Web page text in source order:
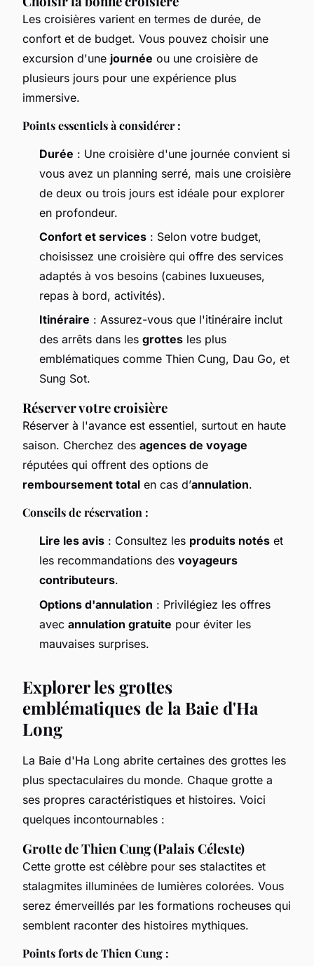
Les croisières varient en termes de durée, de
confort et de budget. Vous pouvez choisir une
excursion d'une journée ou une croisière de
plusieurs jours pour une expérience plus
immersive.
Points essentiels à considérer :
Durée : Une croisière d'une journée convient si
vous avez un planning serré, mais une croisière
de deux ou trois jours est idéale pour explorer
en profondeur.
Confort et services : Selon votre budget,
choisissez une croisière qui offre des services
adaptés à vos besoins (cabines luxueuses,
repas à bord, activités).
Itinéraire : Assurez-vous que l'itinéraire inclut
des arrêts dans les grottes les plus
emblématiques comme Thien Cung, Dau Go, et
Sung Sot.
Réserver votre croisière
Réserver à l'avance est essentiel, surtout en haute
saison. Cherchez des agences de voyage
réputées qui offrent des options de
remboursement total en cas d’annulation.
Conseils de réservation :
Lire les avis : Consultez les produits notés et
les recommandations des voyageurs
contributeurs.
Options d'annulation : Privilégiez les offres
avec annulation gratuite pour éviter les
mauvaises surprises.
Explorer les grottes
emblématiques de la Baie d'Ha
Long
La Baie d'Ha Long abrite certaines des grottes les
plus spectaculaires du monde. Chaque grotte a
ses propres caractéristiques et histoires. Voici
quelques incontournables :
Grotte de Thien Cung (Palais Céleste)
Cette grotte est célèbre pour ses stalactites et
stalagmites illuminées de lumières colorées. Vous
serez émerveillés par les formations rocheuses qui
semblent raconter des histoires mythiques.
Points forts de Thien Cung :